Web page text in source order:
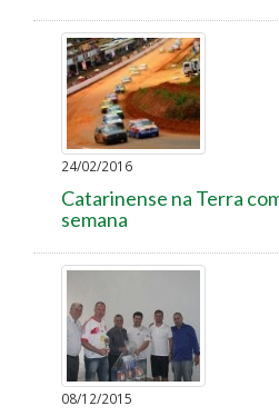
24/02/2016
Catarinense na Terra
semana
08/12/2015